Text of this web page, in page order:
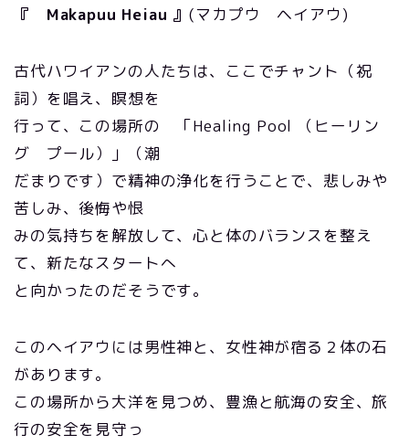
『 Makapuu Heiau 』(マカプウ ヘイアウ)
古代ハワイアンの人たちは、ここでチャント（祝
詞）を唱え、瞑想を
行って、この場所の 「Healing Pool （ヒーリン
グ プール）」（潮
だまりです）で精神の浄化を行うことで、悲しみや
苦しみ、後悔や恨
みの気持ちを解放して、心と体のバランスを整え
て、新たなスタートへ
と向かったのだそうです。
このヘイアウには男性神と、女性神が宿る２体の石
があります。
この場所から大洋を見つめ、豊漁と航海の安全、旅
行の安全を見守っ